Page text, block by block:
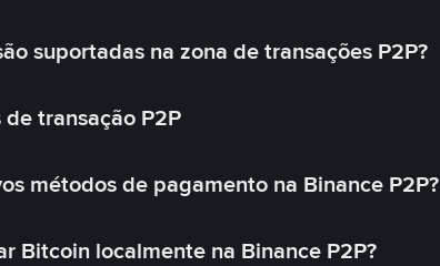
suportadas na zona de transações P2P?
transação P2P
métodos de pagamento na Binance P2P?
Bitcoin localmente na Binance P2P?